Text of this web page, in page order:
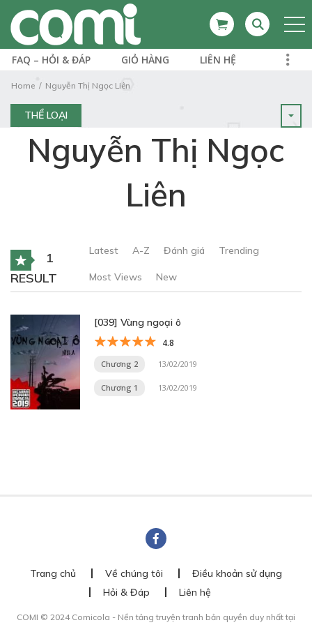
FAQ – HỎI & ĐÁP GIỎ HÀNG LIÊN HỆ
Home Nguyễn Thị Ngọc Liên
THỂ LOẠI
Nguyễn Thị Ngọc
Liên
1
RESULT
Latest A-Z Đánh giá Trending
Most Views New
[039] Vùng ngoại ô
4.8
Chương 2 13/02/2019
Chương 1 13/02/2019
Trang chủ Về chúng tôi
Điều khoản sử dụng
Hỏi & Đáp
Liên hệ
COMI © 2024 Comicola - Nền tảng truyện tranh bản quyền duy nhất tại